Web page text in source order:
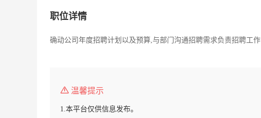
职位详情
确动公司年度招聘计划以及预算,与部门沟通招聘需求负责招聘工作
温馨提示
1.本平台仅供信息发布。